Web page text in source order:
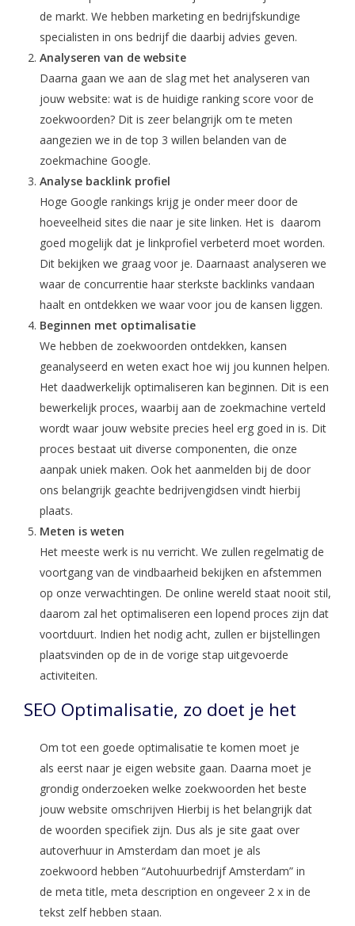
de markt. We hebben marketing en bedrijfskundige
specialisten in ons bedrijf die daarbij advies geven.
Analyseren van de website
Daarna gaan we aan de slag met het analyseren van
jouw website: wat is de huidige ranking score voor de
zoekwoorden? Dit is zeer belangrijk om te meten
aangezien we in de top 3 willen belanden van de
zoekmachine Google.
Analyse backlink profiel
Hoge Google rankings krijg je onder meer door de
hoeveelheid sites die naar je site linken. Het is daarom
goed mogelijk dat je linkprofiel verbeterd moet worden.
Dit bekijken we graag voor je. Daarnaast analyseren we
waar de concurrentie haar sterkste backlinks vandaan
haalt en ontdekken we waar voor jou de kansen liggen.
Beginnen met optimalisatie
We hebben de zoekwoorden ontdekken, kansen
geanalyseerd en weten exact hoe wij jou kunnen helpen.
Het daadwerkelijk optimaliseren kan beginnen. Dit is een
bewerkelijk proces, waarbij aan de zoekmachine verteld
wordt waar jouw website precies heel erg goed in is. Dit
proces bestaat uit diverse componenten, die onze
aanpak uniek maken. Ook het aanmelden bij de door
ons belangrijk geachte bedrijvengidsen vindt hierbij
plaats.
Meten is weten
Het meeste werk is nu verricht. We zullen regelmatig de
voortgang van de vindbaarheid bekijken en afstemmen
op onze verwachtingen. De online wereld staat nooit stil,
daarom zal het optimaliseren een lopend proces zijn dat
voortduurt. Indien het nodig acht, zullen er bijstellingen
plaatsvinden op de in de vorige stap uitgevoerde
activiteiten.
SEO Optimalisatie, zo doet je het
Om tot een goede optimalisatie te komen moet je
als eerst naar je eigen website gaan. Daarna moet je
grondig onderzoeken welke zoekwoorden het beste
jouw website omschrijven Hierbij is het belangrijk dat
de woorden specifiek zijn. Dus als je site gaat over
autoverhuur in Amsterdam dan moet je als
zoekwoord hebben “Autohuurbedrijf Amsterdam” in
de meta title, meta description en ongeveer 2 x in de
tekst zelf hebben staan.